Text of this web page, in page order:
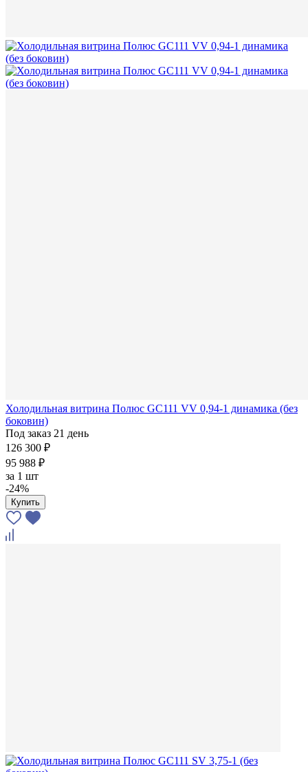
Холодильная витрина Полюс GC111 VV 0,94-1 динамика (без
боковин)
Под заказ 21 день
126 300 ₽
95 988 ₽
за 1 шт
-24%
Купить